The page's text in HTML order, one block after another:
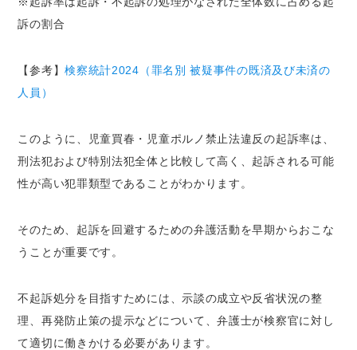
訴の割合
【参考】検察統計2024（罪名別 被疑事件の既済及び未済の
人員）
このように、児童買春・児童ポルノ禁止法違反の起訴率は、
刑法犯および特別法犯全体と比較して高く、起訴される可能
性が高い犯罪類型であることがわかります。
そのため、起訴を回避するための弁護活動を早期からおこな
うことが重要です。
不起訴処分を目指すためには、示談の成立や反省状況の整
理、再発防止策の提示などについて、弁護士が検察官に対し
て適切に働きかける必要があります。